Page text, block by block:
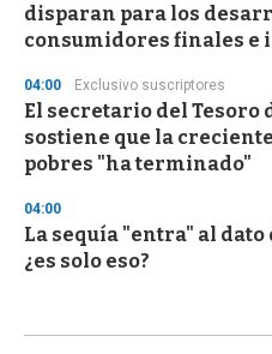
disparan para los
consumidores finales e
04:00 Exclusivo suscriptores
El secretario del Tesoro
sostiene que la
pobres "ha terminado"
04:00
La sequía "entra" al
¿es solo eso?